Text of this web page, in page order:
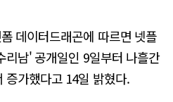
데이터드래곤에 따르면 넷플
리남' 공개일인 9일부터 나흘간
증가했다고 14일 밝혔다.